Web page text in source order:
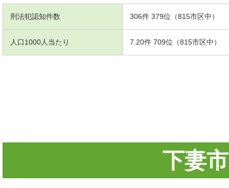
刑法犯認知件数 306件 379位（815市区中）
人口1000人当たり 7.20件 709位（815市区中）
下妻